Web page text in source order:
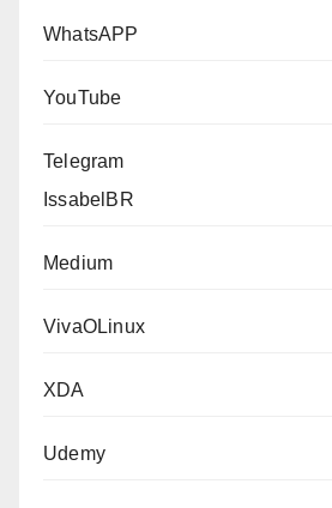
WhatsAPP
YouTube
Telegram
IssabelBR
Medium
VivaOLinux
XDA
Udemy